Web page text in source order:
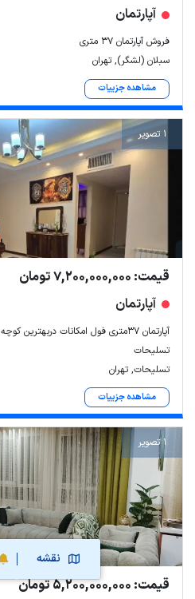
نقشه
آپارتمان
فروش آپارتمان ۳۷ متری
سبلان (لشگر), تهران
مشاهده جزییات
1 تصویر
قیمت: 7,200,000,000 تومان
آپارتمان
آپارتمان ۳۷متری فول امکانات دربهترین کوچه
تسلیحات
تسلیحات, تهران
مشاهده جزییات
1 تصویر
قیمت: 5,200,000,000 تومان